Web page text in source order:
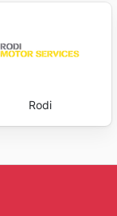
Rodi